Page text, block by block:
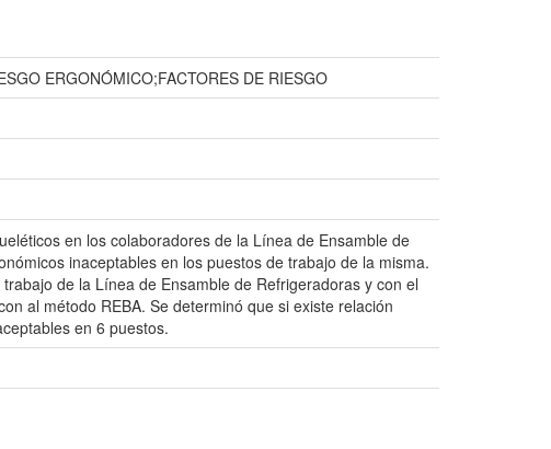
ERGONÓMICO;FACTORES DE RIESGO
en los colaboradores de la Línea de Ensamble de
inaceptables en los puestos de trabajo de la misma.
de la Línea de Ensamble de Refrigeradoras y con el
al método REBA. Se determinó que si existe relación
en 6 puestos.